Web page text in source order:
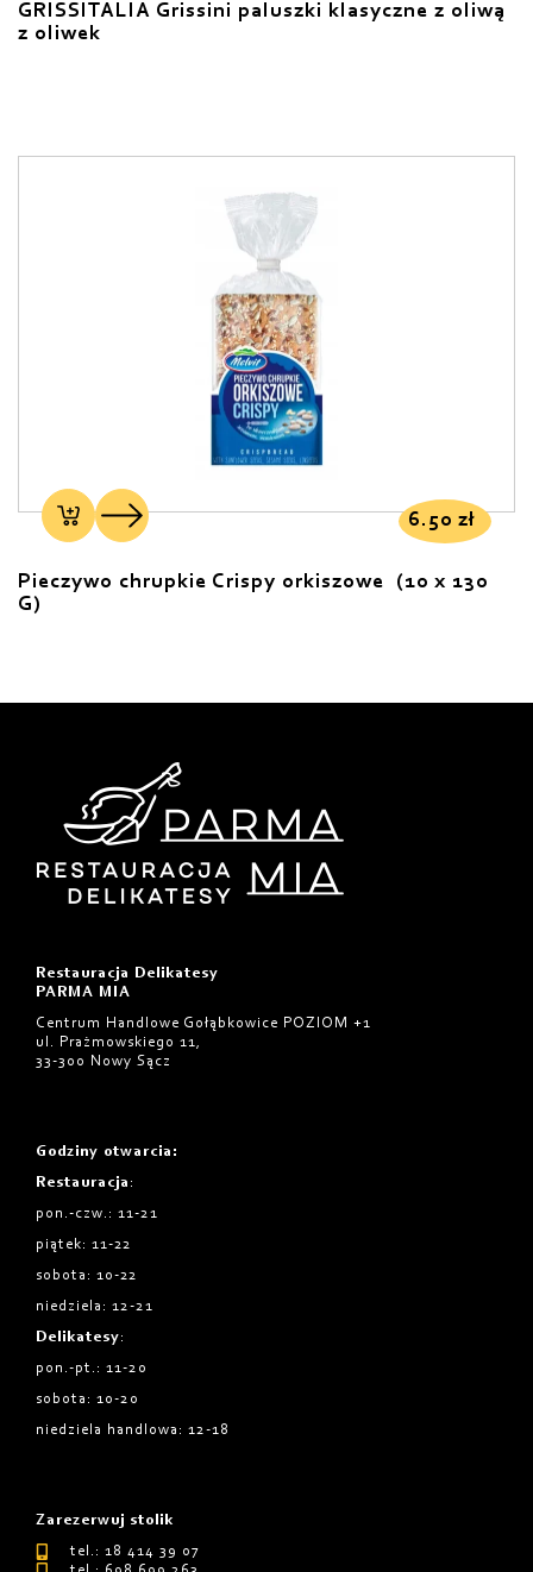
GRISSITALIA Grissini paluszki klasyczne z oliwą
z oliwek
6.50 zł
Pieczywo chrupkie Crispy orkiszowe (10 x 130
G)
Restauracja Delikatesy
PARMA MIA
Centrum Handlowe Gołąbkowice POZIOM +1
ul. Prażmowskiego 11,
33-300 Nowy Sącz
Godziny otwarcia :
Restauracja :
pon.-czw.: 11-21
piątek: 11-22
sobota: 10-22
niedziela: 12-21
Delikatesy:
pon.-pt.: 11-20
sobota: 10-20
niedziela handlowa: 12-18
Zarezerwuj stolik
tel.: 18 414 39 07